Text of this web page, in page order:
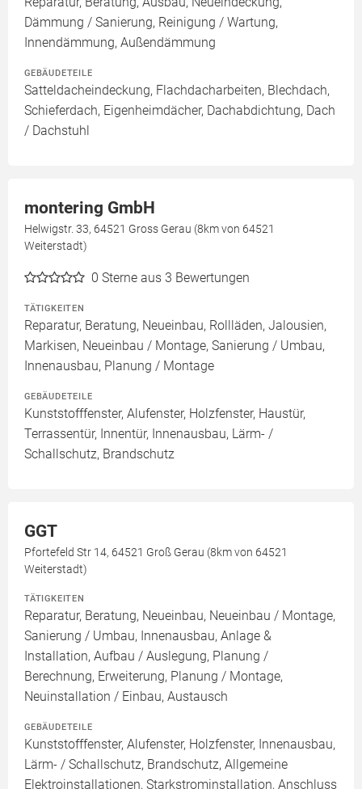
Dämmung / Sanierung, Reinigung / Wartung,
Innendämmung, Außendämmung
GEBÄUDETEILE
Satteldacheindeckung, Flachdacharbeiten, Blechdach,
Schieferdach, Eigenheimdächer, Dachabdichtung, Dach
/ Dachstuhl
montering GmbH
Helwigstr. 33, 64521 Gross Gerau (8km von 64521
Weiterstadt)
0 Sterne aus 3 Bewertungen
TÄTIGKEITEN
Reparatur, Beratung, Neueinbau, Rollläden, Jalousien,
Markisen, Neueinbau / Montage, Sanierung / Umbau,
Innenausbau, Planung / Montage
GEBÄUDETEILE
Kunststofffenster, Alufenster, Holzfenster, Haustür,
Terrassentür, Innentür, Innenausbau, Lärm- /
Schallschutz, Brandschutz
GGT
Pfortefeld Str 14, 64521 Groß Gerau (8km von 64521
Weiterstadt)
TÄTIGKEITEN
Reparatur, Beratung, Neueinbau, Neueinbau / Montage,
Sanierung / Umbau, Innenausbau, Anlage &
Installation, Aufbau / Auslegung, Planung /
Berechnung, Erweiterung, Planung / Montage,
Neuinstallation / Einbau, Austausch
GEBÄUDETEILE
Kunststofffenster, Alufenster, Holzfenster, Innenausbau,
Lärm- / Schallschutz, Brandschutz, Allgemeine
Elektroinstallationen, Starkstrominstallation, Anschluss